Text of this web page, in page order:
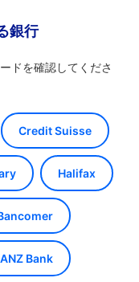
銀行
ドを確認してくださ
Credit Suisse
Halifax
ANZ Bank